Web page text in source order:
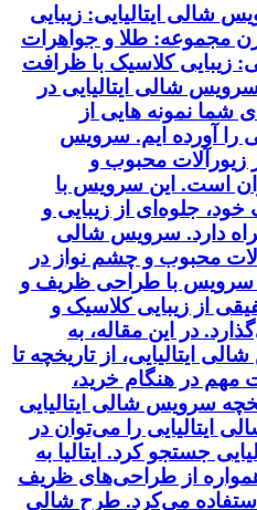
شالی ایتالیایی: زیبایی
مجموعه: طلا و جواهرات
زیبایی کلاسیک با ظرافت
شالی ایتالیایی در
شما نمونه هایی از
را آورده ایم. سرویس
زیورآلات محبوب و
است. این سرویس با
جلوه‌ای از زیبایی و
دارد. سرویس شالی
محبوب و چشم نواز در
سرویس با طراحی ظریف و
از زیبایی کلاسیک و
در این مقاله، به
ایتالیایی، از تاریخچه تا
مهم در هنگام خرید،
سرویس شالی ایتالیایی
ایتالیایی را می‌توان در
جستجو کرد. ایتالیا به
از طراحی‌های ظریف
استفاده می‌کرد. طرح شالی